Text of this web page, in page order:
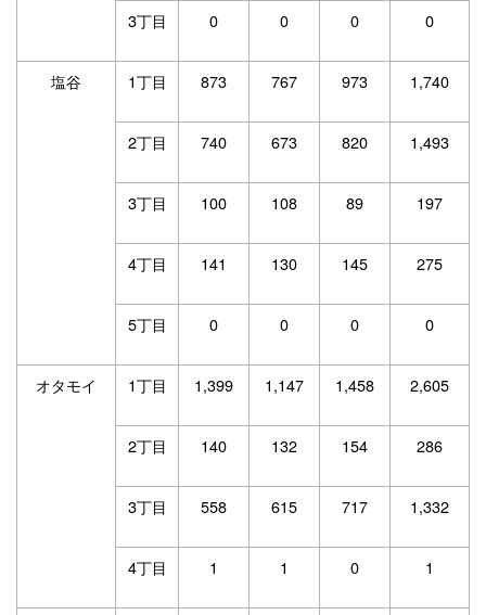
3丁目 0 0 0 0
塩谷 1丁目 873 767 973 1,740
2丁目 740 673 820 1,493
3丁目 100 108 89 197
4丁目 141 130 145 275
5丁目 0 0 0 0
オタモイ 1丁目 1,399 1,147 1,458 2,605
2丁目 140 132 154 286
3丁目 558 615 717 1,332
4丁目 1 1 0 1